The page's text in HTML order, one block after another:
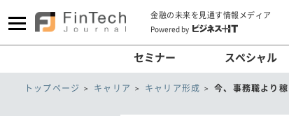
金融の未来を見通す情報メディア
Powered by
セミナー スペシャル
トップページ キャリア キャリア形成 今、事務職より